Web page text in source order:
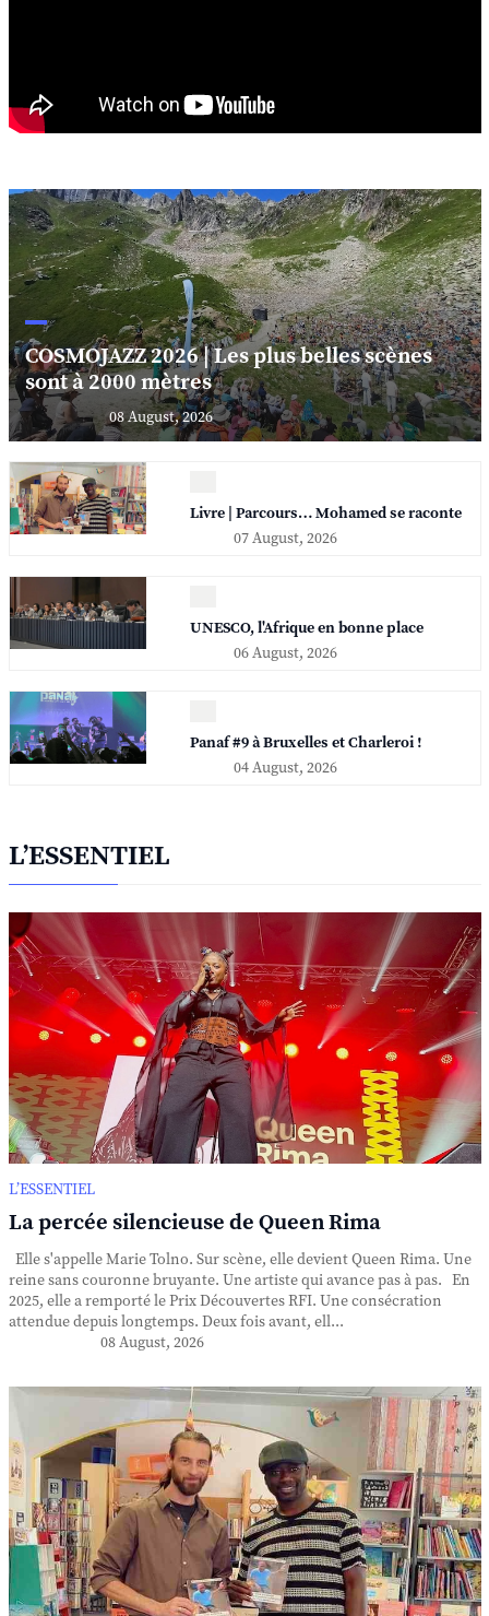
COSMOJAZZ 2026 | Les plus belles scènes
sont à 2000 mètres
08 August, 2026
Livre | Parcours… Mohamed se raconte
07 August, 2026
UNESCO, l'Afrique en bonne place
06 August, 2026
Panaf #9 à Bruxelles et Charleroi !
04 August, 2026
L’ESSENTIEL
L’ESSENTIEL
La percée silencieuse de Queen Rima
Elle s'appelle Marie Tolno. Sur scène, elle devient Queen Rima. Une
reine sans couronne bruyante. Une artiste qui avance pas à pas. En
2025, elle a remporté le Prix Découvertes RFI. Une consécration
attendue depuis longtemps. Deux fois avant, ell...
08 August, 2026